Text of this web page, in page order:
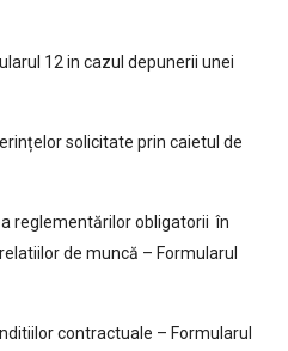
12 in cazul depunerii unei
solicitate prin caietul de
reglementărilor obligatorii în
de muncă – Formularul
contractuale – Formularul